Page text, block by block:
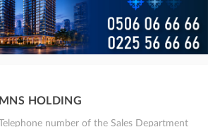
MNS HOLDING
Telephone number of the Sales Department